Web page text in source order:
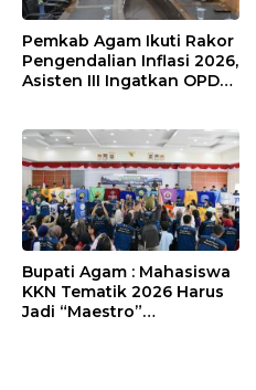
Pemkab Agam Ikuti Rakor
Pengendalian Inflasi 2026,
Asisten III Ingatkan OPD
Bupati Agam : Mahasiswa
KKN Tematik 2026 Harus
Jadi “Maestro”